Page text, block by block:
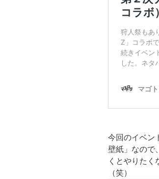
今回のイベン
壁紙」なので
くとやりたく
（笑）